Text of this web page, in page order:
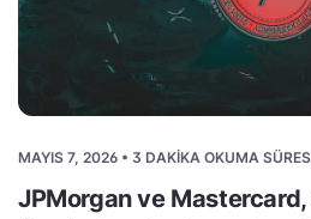
MAYIS 7, 2026 • 3 DAKIKA OKUMA
JPMorgan ve Mastercard,